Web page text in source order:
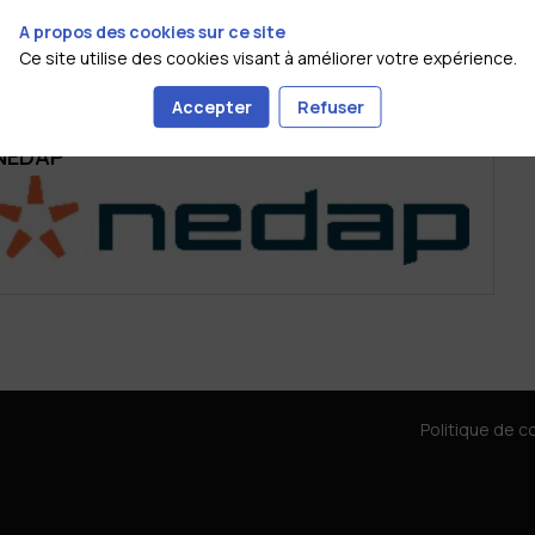
BPIFrance
Entreprise : NEDAP
Politique de
A propos des cookies sur ce site
Ce site utilise des cookies visant à améliorer votre expérience.
Accepter Refuser